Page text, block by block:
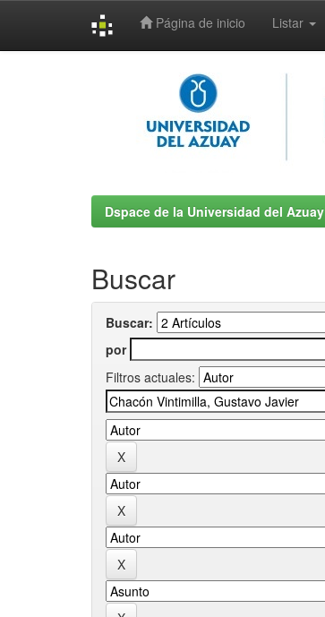
Página de inicio Listar
Dspace de la Universidad del Azuay
Buscar
Buscar:
por
Filtros actuales: